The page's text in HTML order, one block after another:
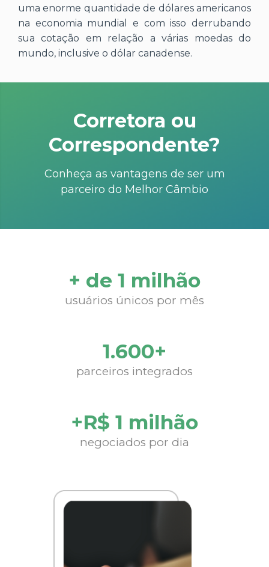
uma enorme quantidade de dólares americanos
na economia mundial e com isso derrubando
sua cotação em relação a várias moedas do
mundo, inclusive o dólar canadense.
Corretora ou
Correspondente?
Conheça as vantagens de ser um
parceiro do Melhor Câmbio
+ de 1 milhão
usuários únicos por mês
1.600+
parceiros integrados
+R$ 1 milhão
negociados por dia